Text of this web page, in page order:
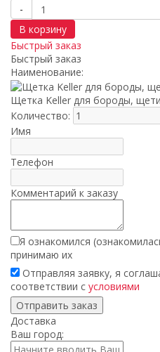
-
В корзину
Быстрый заказ
Быстрый заказ
Наименование:
Щетка Keller для бороды,
Количество:
Имя
Телефон
Комментарий к заказу
Я ознакомился
принимаю их
Отправляя заявку, я
соответствии с условиями
Доставка
Ваш город: